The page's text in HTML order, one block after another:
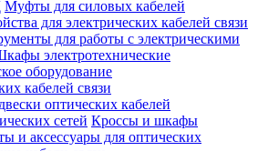
Муфты для силовых кабелей
для электрических кабелей связи
для работы с электрическими
электротехнические
оборудование
кабелей связи
оптических кабелей
сетей Кроссы и шкафы
и аксессуары для оптических